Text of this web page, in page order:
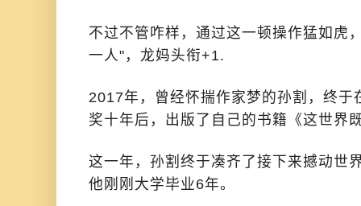
不过不管咋样，通过这一顿操作猛如虎
一人"，龙妈头衔+1.
2017年，曾经怀揣作家梦的孙割，终于
奖十年后，出版了自己的书籍《这世界
这一年，孙割终于凑齐了接下来撼动世
他刚刚大学毕业6年。